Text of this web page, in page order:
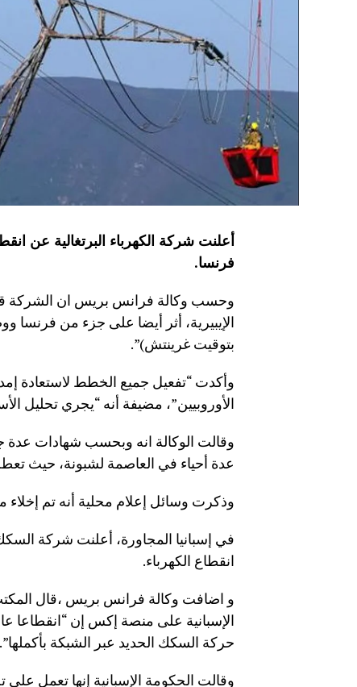
أعلنت شركة الكهرباء البرتغالية عن
فرنسا.
وحسب وكالة فرانس بريس ان الشركة
بتوقيت غرينتش)”.
وأكدت “تفعيل جميع الخطط لاستعادة
الأوروبيين”، مضيفة أنه “يجري تحليل
وقالت الوكالة انه وبحسب شهادات عدة
عدة أحياء في العاصمة لشبونة، حيث
وذكرت وسائل إعلام محلية أنه تم إخلاء
في إسبانيا المجاورة، أعلنت شركة السكك
انقطاع الكهرباء.
و اضافت وكالة فرانس بريس ،قال المكتب
الإسبانية على منصة إكس إن “انقطاعا
حركة السكك الحديد عبر الشبكة بأكملها”.
وقالت الحكومة الإسبانية إنها تعمل